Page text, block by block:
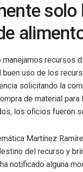
solo
manejamos recursos
buen uso de los
solicitando la
de material
los oficios fueron
Martínez
del recurso y
notificado alguna